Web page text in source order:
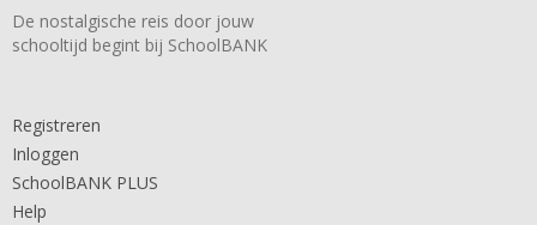
De nostalgische reis door jouw
schooltijd begint bij SchoolBANK
Registreren
Inloggen
SchoolBANK PLUS
Help